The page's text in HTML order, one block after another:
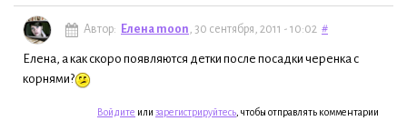
Автор: Елена moon, 30 сентября, 2011 - 10:02 #
Елена, а как скоро появляются детки после посадки черенка с
корнями?
Войдите или зарегистрируйтесь , чтобы отправлять комментарии